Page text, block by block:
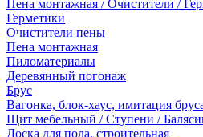
Пена монтажная / Очистители /
Герметики
Очистители пены
Пена монтажная
Пиломатериалы
Деревянный погонаж
Брус
Вагонка, блок-хаус, имитация
Щит мебельный / Ступени /
Доска для пола, строительная